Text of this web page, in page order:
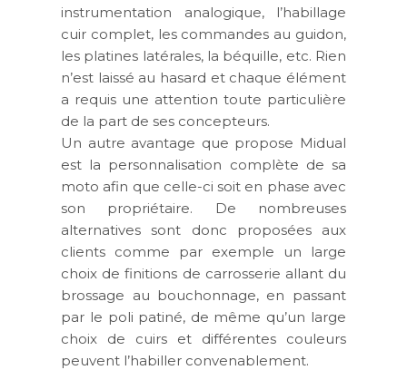
instrumentation analogique, l’habillage
cuir complet, les commandes au guidon,
les platines latérales, la béquille, etc. Rien
n’est laissé au hasard et chaque élément
a requis une attention toute particulière
de la part de ses concepteurs.
Un autre avantage que propose Midual
est la personnalisation complète de sa
moto afin que celle-ci soit en phase avec
son propriétaire. De nombreuses
alternatives sont donc proposées aux
clients comme par exemple un large
choix de finitions de carrosserie allant du
brossage au bouchonnage, en passant
par le poli patiné, de même qu’un large
choix de cuirs et différentes couleurs
peuvent l’habiller convenablement.